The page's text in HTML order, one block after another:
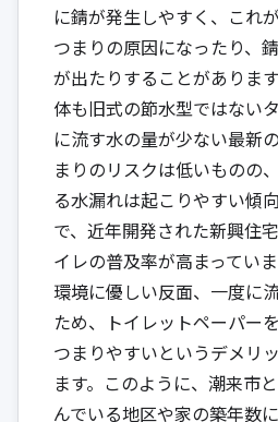
に錆が発生しやすく、これ
つまりの原因になったり、
が出たりすることがありま
体も旧式の節水型ではない
に流す水の量が少ない最新
まりのリスクは低いものの
る水漏れは起こりやすい傾
で、近年開発された新興住
イレの普及率が高まってい
環境に優しい反面、一度に
ため、トイレットペーパー
つまりやすいというデメリ
ます。このように、潮来市
んでいる地区や家の築年数